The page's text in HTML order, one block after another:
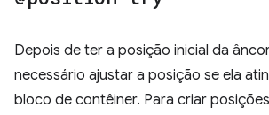
Depois de ter a posição inicial da
necessário ajustar a posição se ela
bloco de contêiner. Para criar